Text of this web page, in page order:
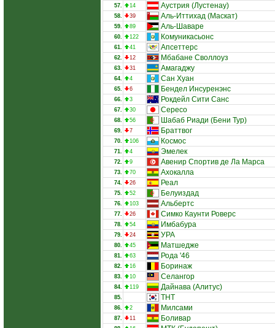
57. 14 Аустрия (Лустенау)
58. 39 Аль-Иттихад (Маскат)
59. 89 Аль-Шаваре
60. 122 Комуникасьонс
61. 41 Апсеттерс
62. 12 Мбабане Своллоуз
63. 31 Амагаджу
64. 4 Сан Хуан
65. 6 Бендел Инсуренэнс
66. 3 Рокдейл Сити Санс
67. 30 Сересо
68. 56 Шабаб Риади (Бени Тур)
69. 7 Браттвог
70. 106 Космос
71. 4 Эмелек
72. 9 Авенир Спортив де Ла Марса
73. 70 Ахокалла
74. 26 Реал
75. 52 Белуиздад
76. 103 Альбертс
77. 26 Симко Каунти Роверс
78. 54 Имбабура
79. 24 УРА
80. 45 Матшедже
81. 63 Рода '46
82. 16 Боринаж
83. 10 Селангор
84. 119 Дайнава (Алитус)
85. ТНТ
86. 2 Милсами
87. 11 Боливар